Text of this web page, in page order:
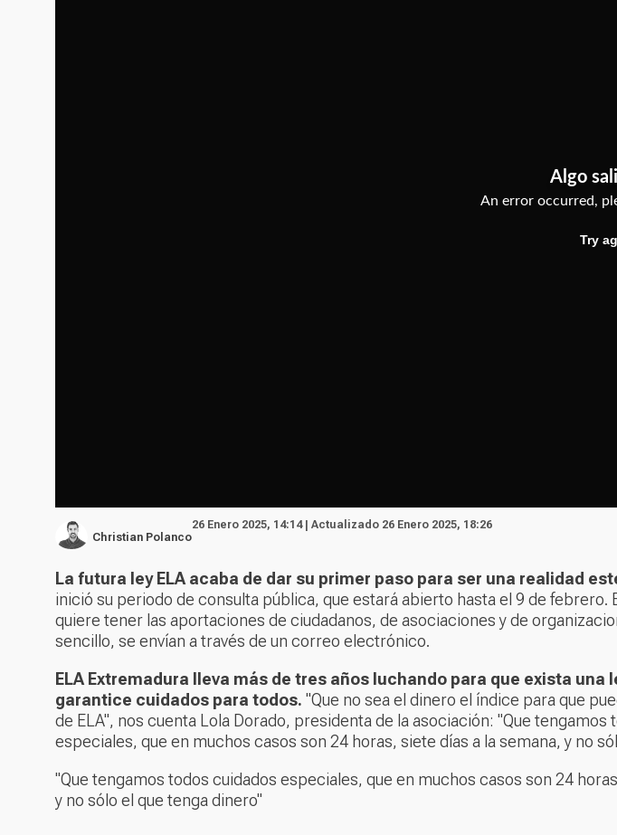
Christian Polanco
26 Enero 2025, 14:14 | Actualizado 26 Enero 2025, 18:26
La futura ley ELA acaba de dar su primer paso para ser una realidad
inició su periodo de consulta pública, que estará abierto hasta el 9 de febrero.
quiere tener las aportaciones de ciudadanos, de asociaciones y de
sencillo, se envían a través de un correo electrónico.
ELA Extremadura lleva más de tres años luchando para que exista una
garantice cuidados para todos. "Que no sea el dinero el índice para que
de ELA", nos cuenta Lola Dorado, presidenta de la asociación: "Que tengamos
especiales, que en muchos casos son 24 horas, siete días a la semana, y no
"Que tengamos todos cuidados especiales, que en muchos casos son 24
y no sólo el que tenga dinero"